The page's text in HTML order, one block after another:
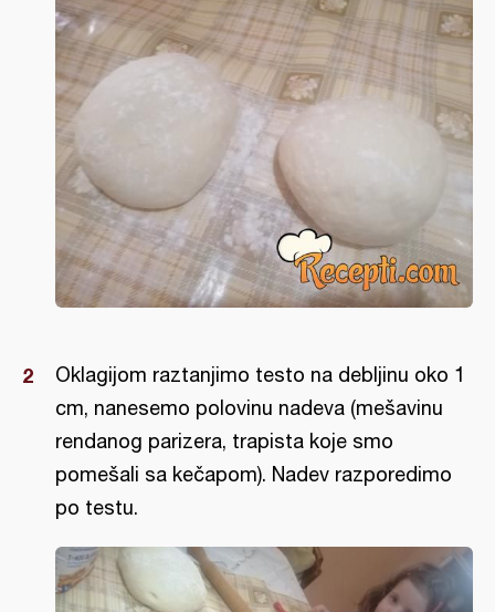
Oklagijom raztanjimo testo na debljinu oko 1
cm, nanesemo polovinu nadeva (mešavinu
rendanog parizera, trapista koje smo
pomešali sa kečapom). Nadev razporedimo
po testu.